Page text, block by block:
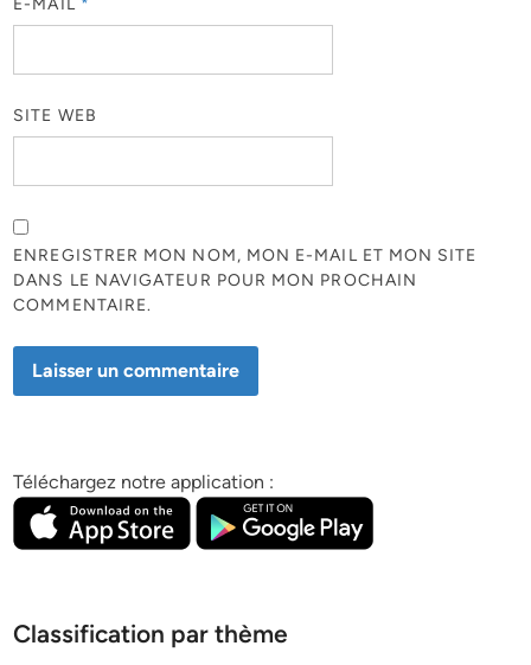
E-MAIL *
SITE WEB
ENREGISTRER MON NOM, MON E-MAIL ET MON SITE
DANS LE NAVIGATEUR POUR MON PROCHAIN
COMMENTAIRE.
Téléchargez notre application :
Classification par thème